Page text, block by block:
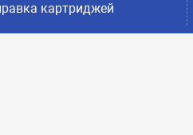
картриджей